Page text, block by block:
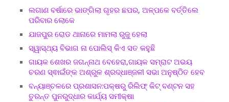
ଲଗାଣ ବର୍ଷାରେ ଭାଙ୍ଗିଲା ଗୃହର ଛପର, ଅଳ୍ପକେ ବର୍ତ୍ତିଲେ
ପରିବାର ଲୋକେ
ଯାଜପୁର ରୋଡ ଥାନାରେ ମାମଲା ରୁଜୁ ହେଲା
ସ୍ୱାସ୍ଥ୍ୟ ବିଭାଗ ନା ପୋଲିସ୍ କିଏ ସତ କହୁଛି
ଗାୟକ ଶେଖର ଜଗନ୍ନାଥ ବେହେରା,ଗାୟକ ସମ୍ରାଟ ଅଭୟ
ଚରଣ ସ୍ଵାଇଁଙ୍କ ଅଶ୍ରୁଳ ଶ୍ରଦ୍ଧାଞ୍ଜଳୀ ସଭା ଅନୁଷ୍ଠିତ ହେବ
ବନ୍ୟାଞ୍ଚଳରେ ପ୍ରଶାସନ:ପକ୍ଷରୁ ରିଲିଫ୍ କିଟ୍ ବଣ୍ଟନ ସହ
ତୁରନ୍ତ ପୁନରୁଦ୍ଧାର କାର୍ଯ୍ୟ ସମୀକ୍ଷା